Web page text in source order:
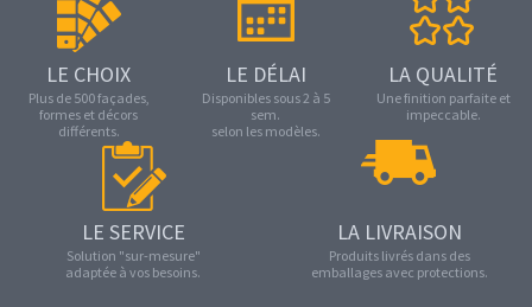
LE CHOIX
Plus de 500 façades,
formes et décors
différents.
LE DÉLAI
Disponibles sous 2 à 5
sem.
selon les modèles.
LA QUALITÉ
Une finition parfaite et
impeccable.
LE SERVICE
Solution "sur-mesure"
adaptée à vos besoins.
LA LIVRAISON
Produits livrés dans des
emballages avec protections.